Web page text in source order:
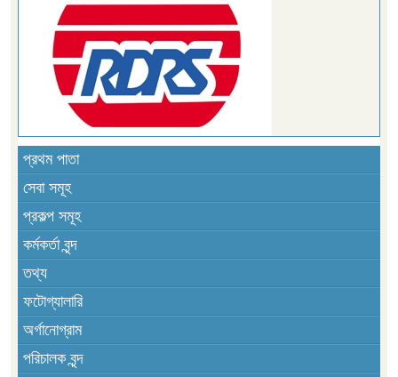
প্রথম পাতা
সেবা সমূহ
প্রকল্প সমূহ
কর্মকর্তা বৃন্দ
তথ্য
ফটোগ্যালারি
অর্গানোগ্রাম
পরিচালক বৃন্দ